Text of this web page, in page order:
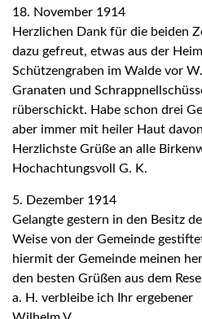
18. November 1914
Herzlichen Dank für die beiden
dazu gefreut, etwas aus der
Schützengraben im Walde vor
Granaten und
rüberschickt. Habe schon drei
aber immer mit heiler Haut
Herzlichste Grüße an alle
Hochachtungsvoll G. K.
5. Dezember 1914
Gelangte gestern in den Besitz
Weise von der Gemeinde
hiermit der Gemeinde meinen
den besten Grüßen aus dem
a. H. verbleibe ich Ihr ergebener